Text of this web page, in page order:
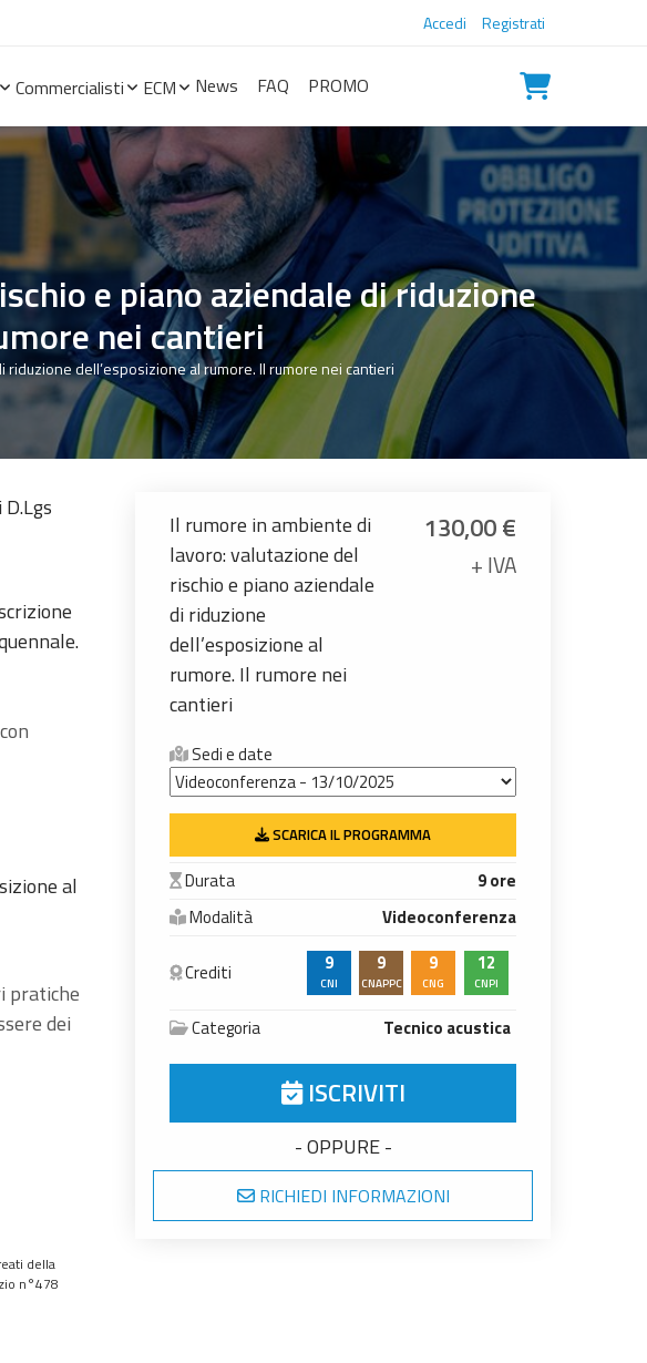
Accedi Registrati
Commercialisti ECM News FAQ PROMO
e piano aziendale di riduzione
nei cantieri
dell’esposizione al rumore. Il rumore nei cantieri
al
pratiche
dei
della
n°478
Il rumore in ambiente di
lavoro: valutazione del
rischio e piano aziendale
di riduzione
dell’esposizione al
rumore. Il rumore nei
cantieri
130,00€
+ IVA
Sedi e date
SCARICA IL PROGRAMMA
Durata
9 ore
Modalità
Videoconferenza
Crediti 9
CNI
9
CNAPPC
9
CNG
12
CNPI
Categoria Tecnico acustica
ISCRIVITI
- OPPURE -
RICHIEDI INFORMAZIONI